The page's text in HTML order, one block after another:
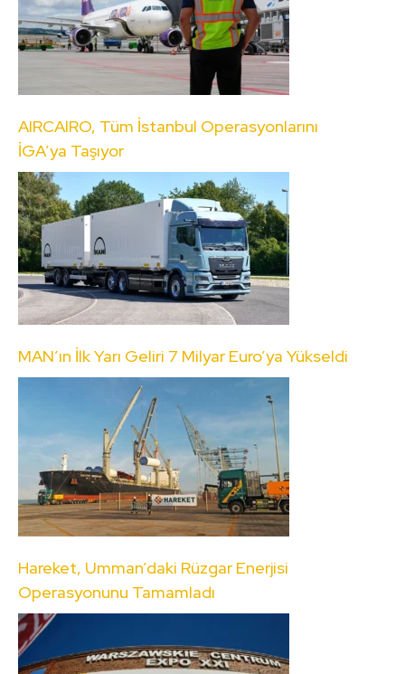
AIRCAIRO, Tüm İstanbul Operasyonlarını
İGA’ya Taşıyor
MAN’ın İlk Yarı Geliri 7 Milyar Euro’ya Yükseldi
Hareket, Umman’daki Rüzgar Enerjisi
Operasyonunu Tamamladı